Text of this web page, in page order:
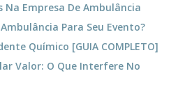
Empresa De Ambulância
Para Seu Evento?
Químico [GUIA COMPLETO]
Valor: O Que Interfere No